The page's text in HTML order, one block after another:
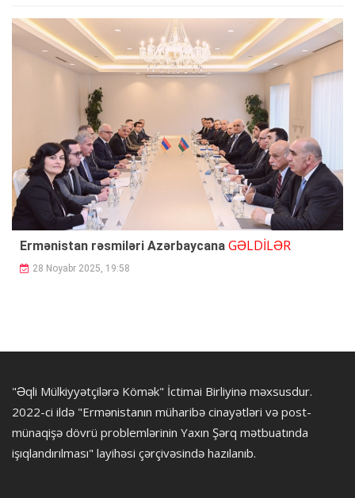
Ermənistan rəsmiləri Azərbaycana GƏLDİLƏR
28 Noyabr 2025, 19:58
"Əqli Mülkiyyətçilərə Kömək" İctimai Birliyinə məxsusdur.
2022-ci ildə "Ermənistanın müharibə cinayətləri və post-
münaqişə dövrü problemlərinin Yaxın Şərq mətbuatında
işıqlandırılması" layihəsi çərçivəsində hazılanıb.